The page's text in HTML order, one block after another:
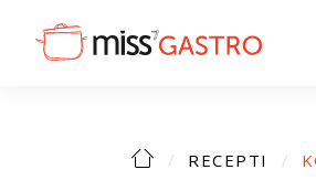
RECEPTI